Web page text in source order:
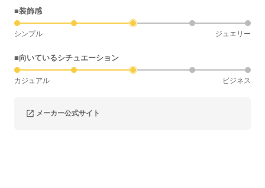
■装飾感
シンプル ジュエリー
■向いているシチュエーション
カジュアル ビジネス
メーカー公式サイト